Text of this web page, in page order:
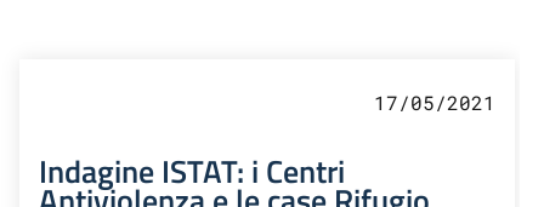
17/05/2021
Indagine ISTAT: i Centri